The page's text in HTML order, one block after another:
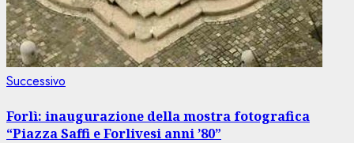
Successivo
Forlì: inaugurazione della mostra fotografica
“Piazza Saffi e Forlivesi anni ’80”